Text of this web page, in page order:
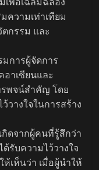
ความเท่าเทียม
กรรม และ
มการผู้จัดการ
อาเซียนและ
รพจน์สำคัญ โดย
วางใจในการสร้าง
กิดจากผู้คนที่รู้สึกว่า
รับความไว้วางใจ
เห็นว่า เมื่อผู้นำให้